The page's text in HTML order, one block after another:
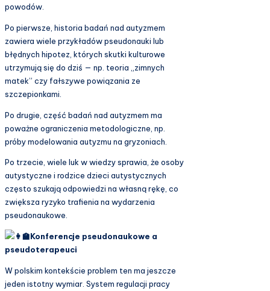
powodów.
Po pierwsze, historia badań nad autyzmem
zawiera wiele przykładów pseudonauki lub
błędnych hipotez, których skutki kulturowe
utrzymują się do dziś — np. teoria „zimnych
matek” czy fałszywe powiązania ze
szczepionkami.
Po drugie, część badań nad autyzmem ma
poważne ograniczenia metodologiczne, np.
próby modelowania autyzmu na gryzoniach.
Po trzecie, wiele luk w wiedzy sprawia, że osoby
autystyczne i rodzice dzieci autystycznych
często szukają odpowiedzi na własną rękę, co
zwiększa ryzyko trafienia na wydarzenia
pseudonaukowe.
Konferencje pseudonaukowe a
pseudoterapeuci
W polskim kontekście problem ten ma jeszcze
jeden istotny wymiar. System regulacji pracy